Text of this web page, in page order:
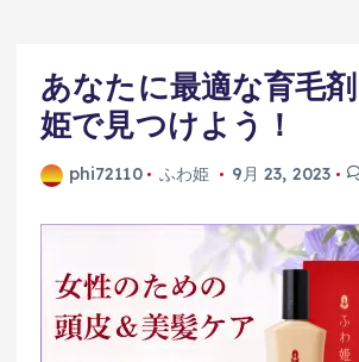
あなたに最適な育毛
姫で見つけよう！
phi72110 ふわ姫 9月 23, 2023